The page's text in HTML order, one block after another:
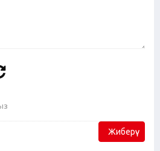
Жиберүү